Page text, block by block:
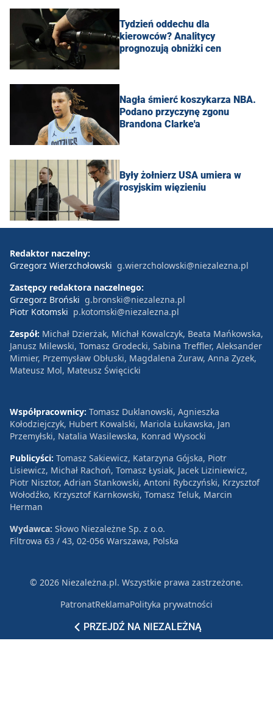
Tydzień oddechu dla
kierowców? Analitycy
prognozują obniżki cen
Nagła śmierć koszykarza NBA.
Podano przyczynę zgonu
Brandona Clarke'a
Były żołnierz USA umiera w
rosyjskim więzieniu
PRZEJDŹ NA NIEZALEŻNĄ
Redaktor naczelny:
Grzegorz Wierzchołowski g.wierzcholowski@niezalezna.pl
Zastępcy redaktora naczelnego:
Grzegorz Broński g.bronski@niezalezna.pl
Piotr Kotomski p.kotomski@niezalezna.pl
Zespół: Michał Dzierżak, Michał Kowalczyk, Beata Mańkowska,
Janusz Milewski, Tomasz Grodecki, Sabina Treffler, Aleksander
Mimier, Przemysław Obłuski, Magdalena Żuraw, Anna Zyzek,
Mateusz Mol, Mateusz Święcicki
Współpracownicy: Tomasz Duklanowski, Agnieszka
Kołodziejczyk, Hubert Kowalski, Mariola Łukawska, Jan
Przemyłski, Natalia Wasilewska, Konrad Wysocki
Publicyści: Tomasz Sakiewicz, Katarzyna Gójska, Piotr
Lisiewicz, Michał Rachoń, Tomasz Łysiak, Jacek Liziniewicz,
Piotr Nisztor, Adrian Stankowski, Antoni Rybczyński, Krzysztof
Wołodźko, Krzysztof Karnkowski, Tomasz Teluk, Marcin
Herman
Wydawca: Słowo Niezależne Sp. z o.o.
Filtrowa 63 / 43, 02-056 Warszawa, Polska
© 2026 Niezależna.pl. Wszystkie prawa zastrzeżone.
PatronatReklamaPolityka prywatności